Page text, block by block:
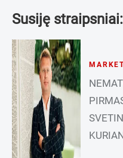
Susiję straipsniai: